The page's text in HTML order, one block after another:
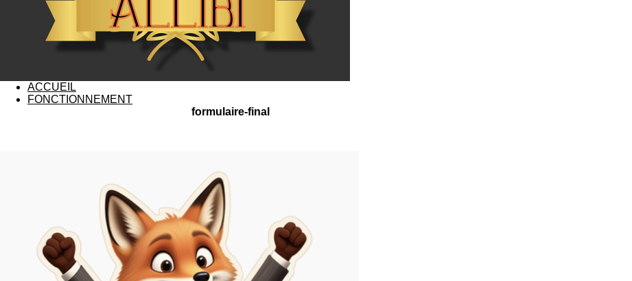
ACCUEIL
FONCTIONNEMENT
formulaire-final